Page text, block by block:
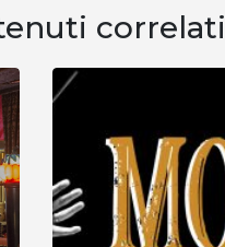
correlati